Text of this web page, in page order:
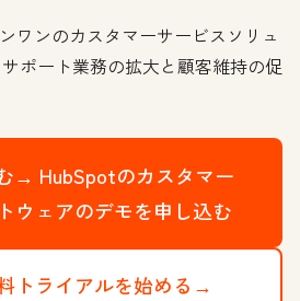
ワンのカスタマーサービスソリュ
ポート業務の拡大と顧客維持の促
→ HubSpotのカスタマー
ウェアのデモを申し込む
トライアルを始める→